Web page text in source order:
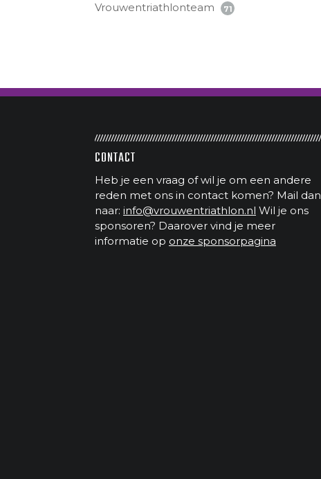
Vrouwentriathlonteam 71
CONTACT
Heb je een vraag of wil je om een andere
reden met ons in contact komen? Mail dan
naar: info@vrouwentriathlon.nl Wil je ons
sponsoren? Daarover vind je meer
informatie op onze sponsorpagina